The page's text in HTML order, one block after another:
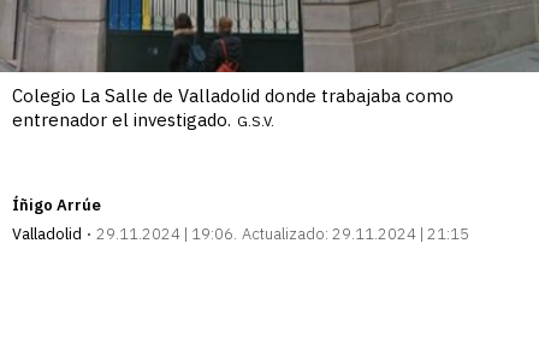
Colegio La Salle de Valladolid donde trabajaba como
entrenador el investigado. G.S.V.
Íñigo Arrúe
Valladolid
29.11.2024 | 19:06 Actualizado: 29.11.2024 | 21:15